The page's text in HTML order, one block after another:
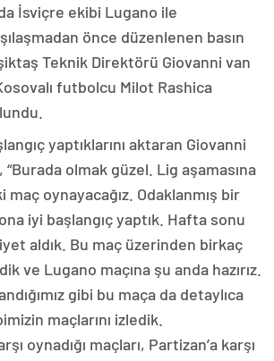
İsviçre ekibi Lugano ile
önce düzenlenen basın
Teknik Direktörü Giovanni van
futbolcu Milot Rashica
yaptıklarını aktaran Giovanni
olmak güzel. Lig aşamasına
maç oynayacağız. Odaklanmış bir
iyi başlangıç yaptık. Hafta sonu
aldık. Bu maç üzerinden birkaç
ve Lugano maçına şu anda hazırız.
gibi bu maça da detaylıca
maçlarını izledik.
oynadığı maçları, Partizan’a karşı